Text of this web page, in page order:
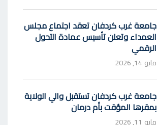
جامعة غرب كردفان تعقد اجتماع مجلس
العمداء وتعلن تأسيس عمادة التحول
الرقمي
مايو 14, 2026
جامعة غرب كردفان تستقبل والي الولاية
بمقرها المؤقت بأم درمان
مايو 11, 2026